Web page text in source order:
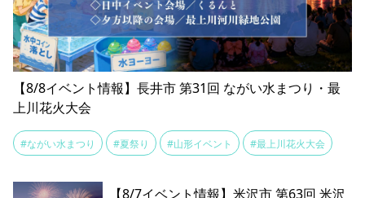
【8/8イベント情報】長井市 第31回 ながい水まつり・最
上川花火大会
#ながい水まつり #夏祭り #山形イベント #最上川花火大会
【8/7イベント情報】米沢市 第63回 米沢